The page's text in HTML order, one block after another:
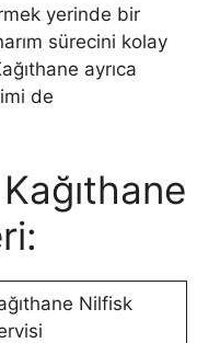
yerinde bir
sürecini kolay
ayrıca
de
Nilfisk